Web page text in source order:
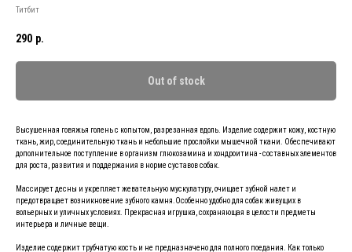
Титбит
290 р.
Out of stock
Высушенная говяжья голень с копытом, разрезанная вдоль. Изделие содержит кожу, костную
ткань, жир, соединительную ткань и небольшие прослойки мышечной ткани. Обеспечивают
дополнительное поступление в организм глюкозамина и хондроитина - составных элементов
для роста, развития и поддержания в норме суставов собак.
Массирует десны и укрепляет жевательную мускулатуру, очищает зубной налет и
предотвращает возникновение зубного камня.Особенно удобно для собак живущих в
вольерных и уличных условиях. Прекрасная игрушка, сохраняющая в целости предметы
интерьера и личные вещи.
Изделие содержит трубчатую кость и не предназначено для полного поедания. Как только